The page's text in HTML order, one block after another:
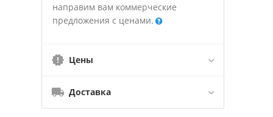
направим вам коммерческие
предложения с ценами.
Цены
Доставка